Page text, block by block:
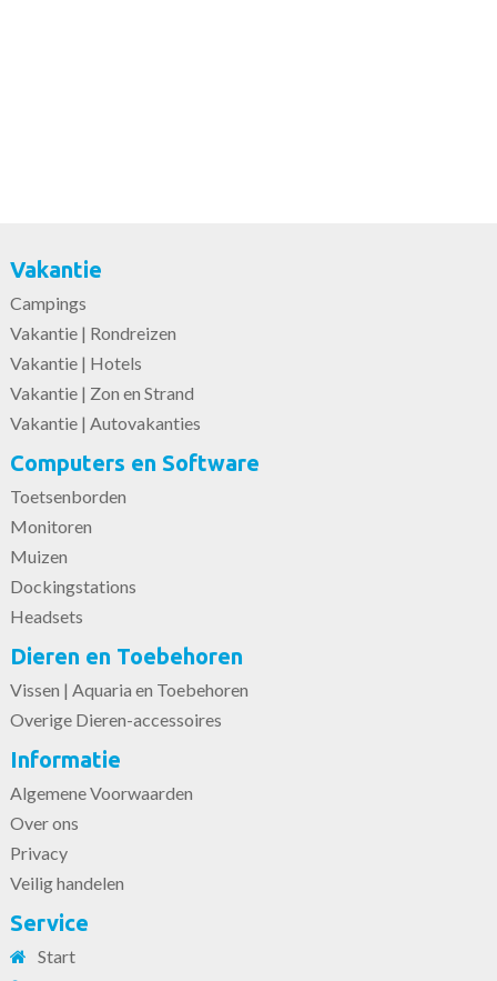
Vakantie
Campings
Vakantie | Rondreizen
Vakantie | Hotels
Vakantie | Zon en Strand
Vakantie | Autovakanties
Computers en Software
Toetsenborden
Monitoren
Muizen
Dockingstations
Headsets
Dieren en Toebehoren
Vissen | Aquaria en Toebehoren
Overige Dieren-accessoires
Informatie
Algemene Voorwaarden
Over ons
Privacy
Veilig handelen
Service
Start